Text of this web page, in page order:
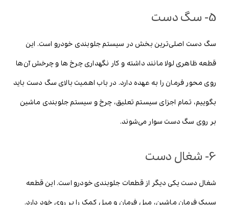
5- سگ دست
سگ دست اصلی‌ترین بخش در سیستم جلوبندی خودرو است. این
قطعه ظاهری لولا مانند داشته و کار نگهداری چرخ ها و چرخش آن‌ها
روی محور فرمان را به عهده دارد. در باب اهمیت بالای سگ دست باید
بگوییم، تمام اجزای سیستم تعلیق، چرخ و سیستم جلوبندی ماشین
بر روی سگ دست سوار می‌شوند.
6- شغال دست
شغال دست یکی دیگر از قطعات جلوبندی خودرو است. این قطعه
سیبک فرمان ماشین، میل فرمان و میل کمک را بر روی خود دارد.